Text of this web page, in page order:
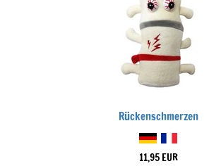
Rückenschmerzen
11,95 EUR